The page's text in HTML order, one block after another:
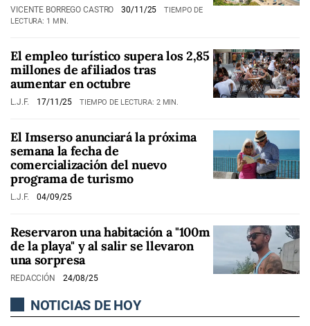
VICENTE BORREGO CASTRO 30/11/25
TIEMPO DE
LECTURA: 1 MIN.
El empleo turístico supera los 2,85
millones de afiliados tras
aumentar en octubre
L.J.F. 17/11/25 TIEMPO DE LECTURA: 2 MIN.
El Imserso anunciará la próxima
semana la fecha de
comercialización del nuevo
programa de turismo
L.J.F. 04/09/25
Reservaron una habitación a "100m
de la playa" y al salir se llevaron
una sorpresa
REDACCIÓN 24/08/25
NOTICIAS DE HOY